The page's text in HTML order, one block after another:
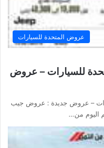
عروض المتحدة للسيارات
من المتحدة للسيارات – عروض
للسيارات – عروض جديدة : عروض جيب